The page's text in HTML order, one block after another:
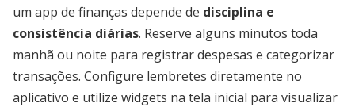
um app de finanças depende de disciplina e
consistência diárias. Reserve alguns minutos toda
manhã ou noite para registrar despesas e categorizar
transações. Configure lembretes diretamente no
aplicativo e utilize widgets na tela inicial para visualizar